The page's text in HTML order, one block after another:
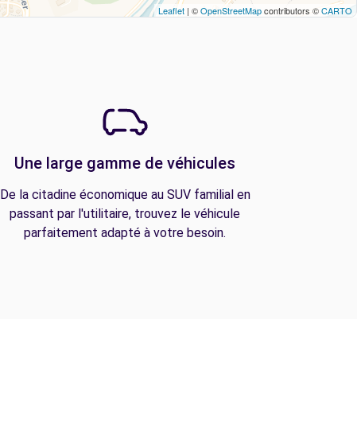
Leaflet | ©OpenStreetMapcontributors ©CARTO
Une large gamme de véhicules
De la citadine économique au SUV familial en
passant par l'utilitaire, trouvez le véhicule
parfaitement adapté à votre besoin.